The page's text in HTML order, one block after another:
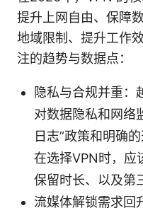
提升上网自由、保障
地域限制、提升工作
注的趋势与数据点：
隐私与合规并重：
对数据隐私和网络
日志”政策和明确
在选择VPN时，应
保留时长、以及第
流媒体解锁需求回